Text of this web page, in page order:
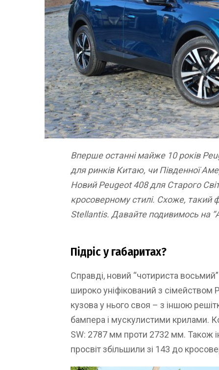
Вперше останні майже 10 років
для ринків Китаю, чи Південної
Новий Peugeot 408 для Старого
кросоверному стилі. Схоже,
Stellantis. Давайте подивимось на
Підріс у габаритах?
Справді, новий “чотириста
широко уніфікований з сімейством
кузова у нього своя – з іншою
бампера і мускулистими крилами.
SW: 2787 мм проти 2732 мм. Також
просвіт збільшили зі 143 до